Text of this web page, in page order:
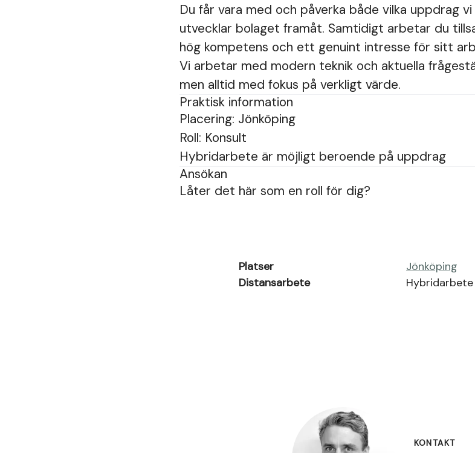
Du får vara med och påverka både vilka uppdrag
utvecklar bolaget framåt. Samtidigt arbetar du
hög kompetens och ett genuint intresse för sitt
Vi arbetar med modern teknik och aktuella
men alltid med fokus på verkligt värde.
Praktisk information
Placering: Jönköping
Roll: Konsult
Hybridarbete är möjligt beroende på uppdrag
Ansökan
Låter det här som en roll för dig?
Platser
Jönköping
Distansarbete
Hybridarbete
KONTAKT